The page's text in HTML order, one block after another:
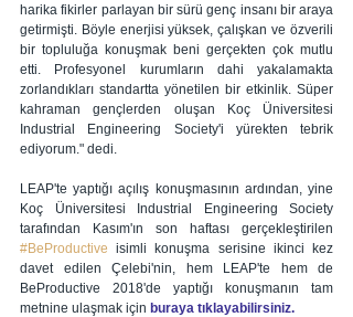
harika fikirler parlayan bir sürü genç insanı bir araya
getirmişti. Böyle enerjisi yüksek, çalışkan ve özverili
bir topluluğa konuşmak beni gerçekten çok mutlu
etti. Profesyonel kurumların dahi yakalamakta
zorlandıkları standartta yönetilen bir etkinlik. Süper
kahraman gençlerden oluşan Koç Üniversitesi
Industrial Engineering Society'i yürekten tebrik
ediyorum." dedi.
LEAP'te yaptığı açılış konuşmasının ardından, yine
Koç Üniversitesi Industrial Engineering Society
#BeProductive isimli konuşma serisine ikinci kez
davet edilen Çelebi'nin, hem LEAP'te hem de
BeProductive 2018'de yaptığı konuşmanın tam
metnine ulaşmak için buraya tıklayabilirsiniz.